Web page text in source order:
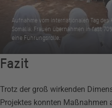
Aufnahme vom internationalen Tag des
Somalia. Frauen übernahmen in fast
eine Führungsrolle.
Fazit
Trotz der groß wirkenden
Projektes konnten Maßnahmen